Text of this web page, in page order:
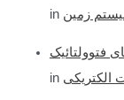
in زمین
فتوولتائیک
in الکتریکی